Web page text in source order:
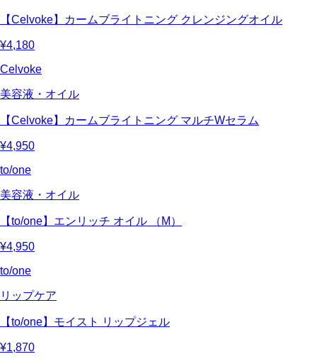
【Celvoke】カームブライトニング クレンジングオイル
¥4,180
Celvoke
美容液・オイル
【Celvoke】カームブライトニング マルチWセラム
¥4,950
to/one
美容液・オイル
【to/one】エンリッチ オイル （M）
¥4,950
to/one
リップケア
【to/one】モイスト リップジェル
¥1,870